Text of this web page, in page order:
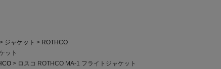
ジャケット
ROTHCO
ット
ロスコ ROTHCO MA-1 フライトジャケット